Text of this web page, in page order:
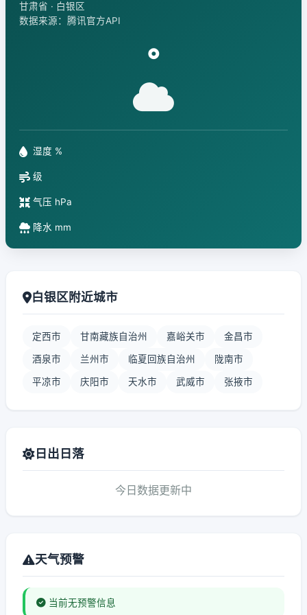
甘肃省 · 白银区
数据来源：腾讯官方API
°
湿度 %
级
气压 hPa
降水 mm
白银区附近城市
定西市 甘南藏族自治州 嘉峪关市 金昌市
酒泉市 兰州市 临夏回族自治州 陇南市
平凉市 庆阳市 天水市 武威市 张掖市
日出日落
今日数据更新中
天气预警
当前无预警信息